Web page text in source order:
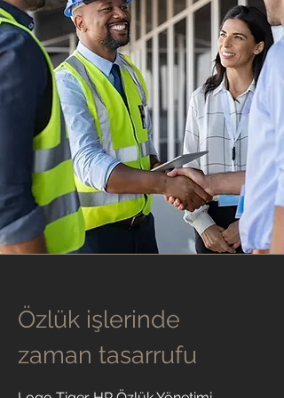
Özlük işlerinde
zaman tasarrufu